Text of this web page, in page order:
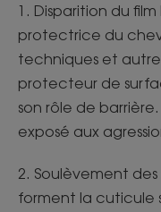
1. Disparition du
protectrice du
techniques et
protecteur de
son rôle de
exposé aux
2. Soulèvement
forment la cuticule